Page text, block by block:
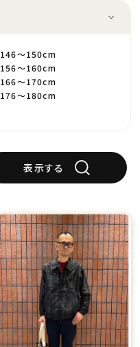
146～150cm
156～160cm
166～170cm
176～180cm
表示する